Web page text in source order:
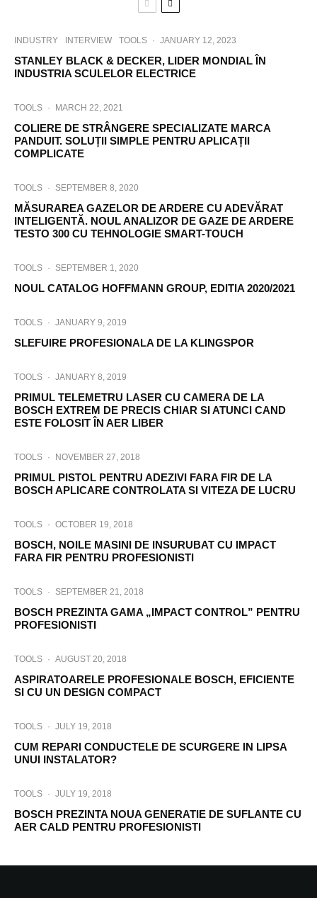
INDUSTRY INTERVIEW TOOLS · JANUARY 12, 2023
STANLEY BLACK & DECKER, LIDER MONDIAL ÎN
INDUSTRIA SCULELOR ELECTRICE
TOOLS · MARCH 22, 2021
COLIERE DE STRÂNGERE SPECIALIZATE MARCA
PANDUIT. SOLUȚII SIMPLE PENTRU APLICAȚII
COMPLICATE
TOOLS · SEPTEMBER 8, 2020
MĂSURAREA GAZELOR DE ARDERE CU ADEVĂRAT
INTELIGENTĂ. NOUL ANALIZOR DE GAZE DE ARDERE
TESTO 300 CU TEHNOLOGIE SMART-TOUCH
TOOLS · SEPTEMBER 1, 2020
NOUL CATALOG HOFFMANN GROUP, EDITIA 2020/2021
TOOLS · JANUARY 9, 2019
SLEFUIRE PROFESIONALA DE LA KLINGSPOR
TOOLS · JANUARY 8, 2019
PRIMUL TELEMETRU LASER CU CAMERA DE LA
BOSCH EXTREM DE PRECIS CHIAR SI ATUNCI CAND
ESTE FOLOSIT ÎN AER LIBER
TOOLS · NOVEMBER 27, 2018
PRIMUL PISTOL PENTRU ADEZIVI FARA FIR DE LA
BOSCH APLICARE CONTROLATA SI VITEZA DE LUCRU
TOOLS · OCTOBER 19, 2018
BOSCH, NOILE MASINI DE INSURUBAT CU IMPACT
FARA FIR PENTRU PROFESIONISTI
TOOLS · SEPTEMBER 21, 2018
BOSCH PREZINTA GAMA „IMPACT CONTROL” PENTRU
PROFESIONISTI
TOOLS · AUGUST 20, 2018
ASPIRATOARELE PROFESIONALE BOSCH, EFICIENTE
SI CU UN DESIGN COMPACT
TOOLS · JULY 19, 2018
CUM REPARI CONDUCTELE DE SCURGERE IN LIPSA
UNUI INSTALATOR?
TOOLS · JULY 19, 2018
BOSCH PREZINTA NOUA GENERATIE DE SUFLANTE CU
AER CALD PENTRU PROFESIONISTI